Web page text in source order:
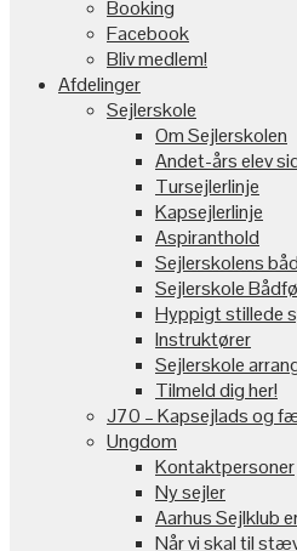
Booking
Facebook
Bliv medlem!
Afdelinger
Sejlerskole
Om Sejlerskolen
Andet-års elev
Tursejlerlinje
Kapsejlerlinje
Aspiranthold
Sejlerskolens
Sejlerskole
Hyppigt stillede
Instruktører
Sejlerskole
Tilmeld dig her!
J70 – Kapsejlads og
Ungdom
Kontaktpersoner
Ny sejler
Aarhus Sejlklub
Når vi skal til